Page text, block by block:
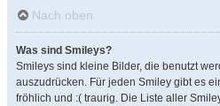
Nach oben
Was sind Smileys?
Smileys sind kleine Bilder, die benutzt
auszudrücken. Für jeden Smiley gibt es
fröhlich und :( traurig. Die Liste aller